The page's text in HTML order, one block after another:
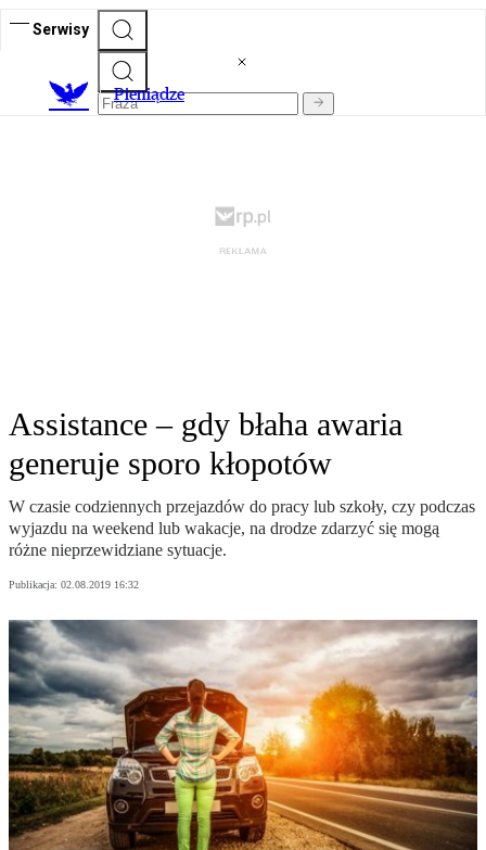
Serwisy
Pieniądze
Assistance – gdy błaha awaria
generuje sporo kłopotów
W czasie codziennych przejazdów do pracy lub szkoły, czy podczas
wyjazdu na weekend lub wakacje, na drodze zdarzyć się mogą
różne nieprzewidziane sytuacje.
Publikacja: 02.08.2019 16:32